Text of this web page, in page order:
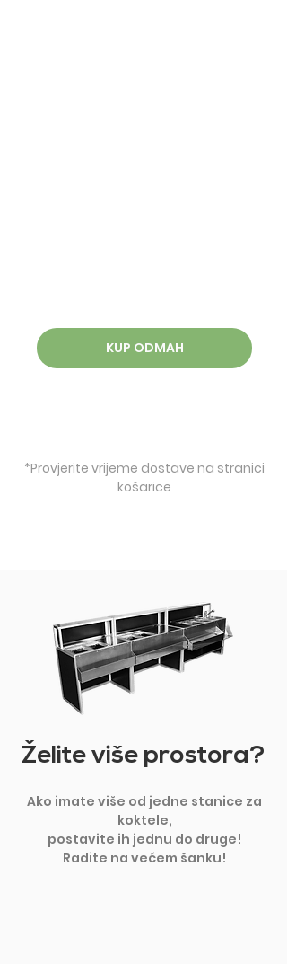
KUP ODMAH
*Provjerite vrijeme dostave na stranici
košarice
Želite više prostora?
Ako imate više od jedne stanice za
koktele,
postavite ih jednu do druge!
Radite na većem šanku!